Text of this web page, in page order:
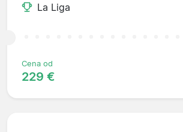
La Liga
Cena od
229 €